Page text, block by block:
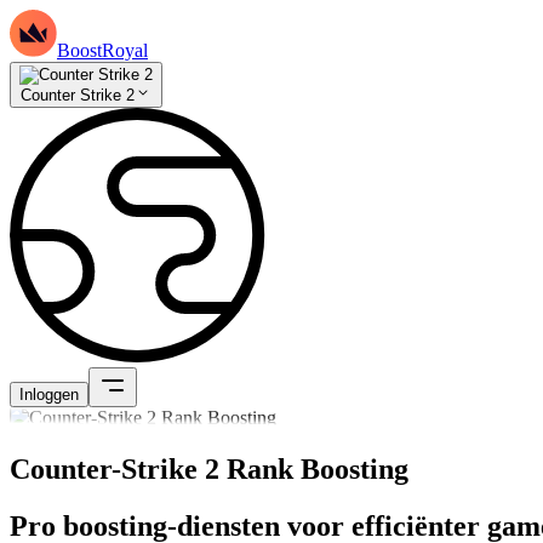
BoostRoyal
Counter Strike 2
Inloggen
Counter-Strike 2 Rank Boosting
Pro boosting-diensten voor efficiënter